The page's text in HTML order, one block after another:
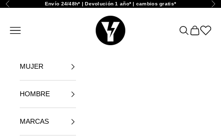
Skip to content
Previous Envío 24/48h* | Devolución 1 año* | cambios gratis*
Yellowshop
Open navigation menu
Open search
Open cart
Abrir
MUJER
HOMBRE
MARCAS